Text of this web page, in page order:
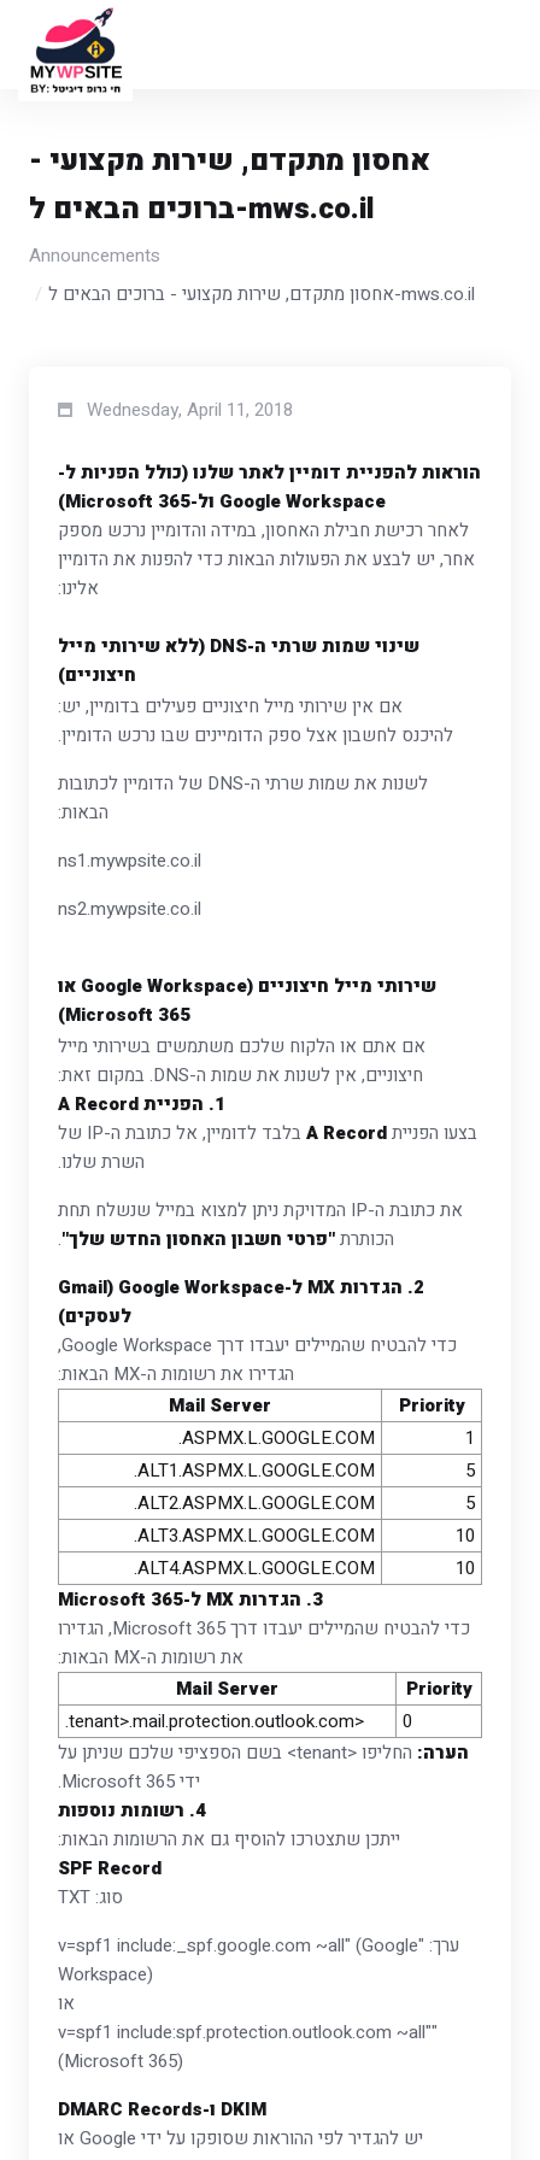
אחסון מתקדם, שירות מקצועי -
ברוכים הבאים ל-mws.co.il
Announcements
אחסון מתקדם, שירות מקצועי - ברוכים הבאים ל-mws.co.il
Wednesday, April 11, 2018
הוראות להפניית דומיין לאתר שלנו (כולל הפניות ל-
Google Workspace ול-Microsoft 365)
לאחר רכישת חבילת האחסון, במידה והדומיין נרכש מספק
אחר, יש לבצע את הפעולות הבאות כדי להפנות את הדומיין
אלינו:
שינוי שמות שרתי ה-DNS (ללא שירותי מייל
חיצוניים)
אם אין שירותי מייל חיצוניים פעילים בדומיין, יש:
להיכנס לחשבון אצל ספק הדומיינים שבו נרכש הדומיין.
לשנות את שמות שרתי ה-DNS של הדומיין לכתובות
הבאות:
ns1.mywpsite.co.il
ns2.mywpsite.co.il
שירותי מייל חיצוניים (Google Workspace או
Microsoft 365)
אם אתם או הלקוח שלכם משתמשים בשירותי מייל
חיצוניים, אין לשנות את שמות ה-DNS. במקום זאת:
1. הפניית A Record
בצעו הפנייתA Record
בלבד לדומיין, אל כתובת ה-IP של
השרת שלנו.
את כתובת ה-IP המדויקת ניתן למצוא במייל שנשלח תחת
הכותרת"פרטי חשבון האחסון החדש שלך".
2. הגדרות MX ל-Google Workspace (Gmail
לעסקים)
כדי להבטיח שהמיילים יעבדו דרך Google Workspace,
הגדירו את רשומות ה-MX הבאות:
Priority
Mail Server
1
ASPMX.L.GOOGLE.COM.
5
ALT1.ASPMX.L.GOOGLE.COM.
5
ALT2.ASPMX.L.GOOGLE.COM.
10
ALT3.ASPMX.L.GOOGLE.COM.
10
ALT4.ASPMX.L.GOOGLE.COM.
3. הגדרות MX ל-Microsoft 365
כדי להבטיח שהמיילים יעבדו דרך Microsoft 365, הגדירו
את רשומות ה-MX הבאות:
Priority
Mail Server
0
<tenant>.mail.protection.outlook.com.
הערה:
החליפו <tenant> בשם הספציפי שלכם שניתן על
ידי Microsoft 365.
4. רשומות נוספות
ייתכן שתצטרכו להוסיף גם את הרשומות הבאות:
SPF Record
סוג: TXT
ערך: "v=spf1 include:_spf.google.com ~all" (Google
Workspace)
או
"v=spf1 include:spf.protection.outlook.com ~all"
(Microsoft 365)
DKIM ו-DMARC Records
יש להגדיר לפי ההוראות שסופקו על ידי Google או